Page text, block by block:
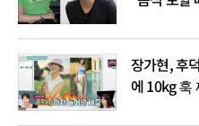
장가현, 후
에 10kg 훅